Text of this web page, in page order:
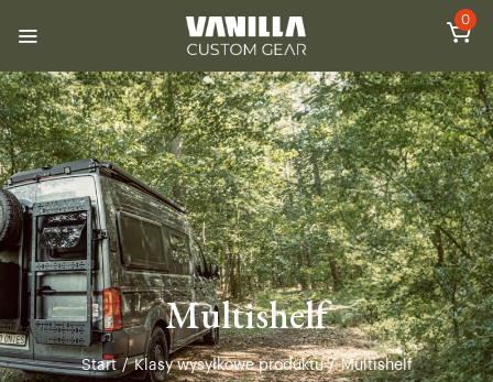
0
Multishelf
Start / Klasy wysyłkowe produktu / Multishelf